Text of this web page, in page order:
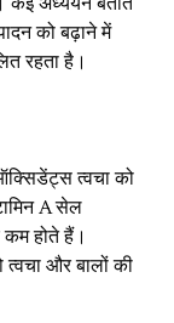
कई अध्ययन बताते
को बढ़ाने में
रहता है।
त्वचा को
A सेल
कम होते हैं।
त्वचा और बालों की